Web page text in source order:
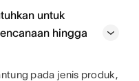
untuk
hingga
pada jenis produk,